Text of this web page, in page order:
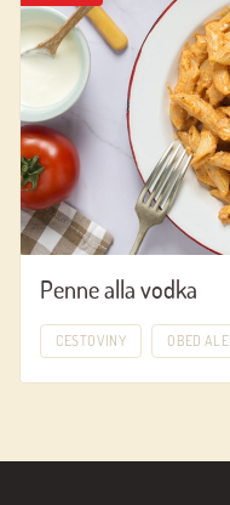
Penne alla vodka
CESTOVINY OBED